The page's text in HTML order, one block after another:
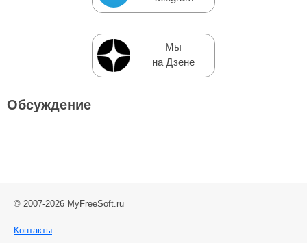
Мы
на Дзене
Обсуждение
© 2007-2026 MyFreeSoft.ru
Контакты